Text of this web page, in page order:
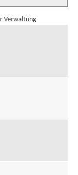
Verwaltung